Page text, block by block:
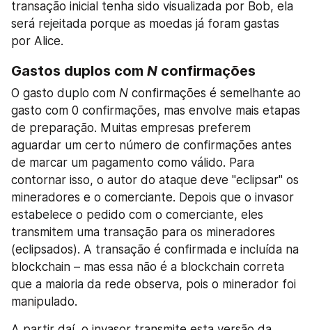
transação inicial tenha sido visualizada por Bob, ela
será rejeitada porque as moedas já foram gastas
por Alice.
Gastos duplos com N confirmações
O gasto duplo com N confirmações é semelhante ao
gasto com 0 confirmações, mas envolve mais etapas
de preparação. Muitas empresas preferem
aguardar um certo número de confirmações antes
de marcar um pagamento como válido. Para
contornar isso, o autor do ataque deve "eclipsar" os
mineradores e o comerciante. Depois que o invasor
estabelece o pedido com o comerciante, eles
transmitem uma transação para os mineradores
(eclipsados). A transação é confirmada e incluída na
blockchain – mas essa não é a blockchain correta
que a maioria da rede observa, pois o minerador foi
manipulado.